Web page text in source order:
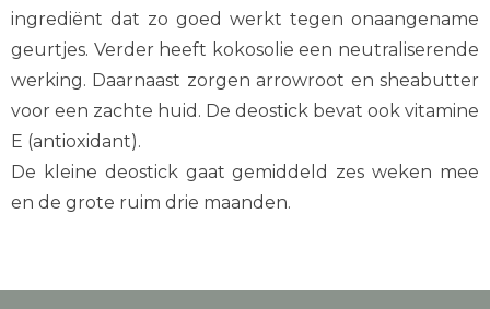
ingrediënt dat zo goed werkt tegen onaangename
geurtjes. Verder heeft kokosolie een neutraliserende
werking. Daarnaast zorgen arrowroot en sheabutter
voor een zachte huid. De deostick bevat ook vitamine
E (antioxidant).
De kleine deostick gaat gemiddeld zes weken mee
en de grote ruim drie maanden.